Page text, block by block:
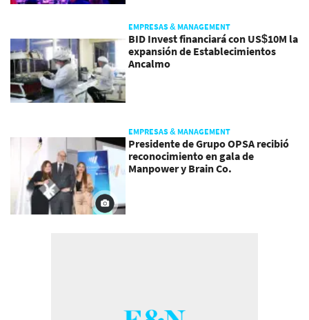
EMPRESAS & MANAGEMENT
BID Invest financiará con US$10M la
expansión de Establecimientos
Ancalmo
EMPRESAS & MANAGEMENT
Presidente de Grupo OPSA recibió
reconocimiento en gala de
Manpower y Brain Co.